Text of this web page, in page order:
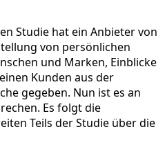
Studie hat ein Anbieter von
von persönlichen
und Marken, Einblicke
Kunden aus der
gegeben. Nun ist es an
Es folgt die
Teils der Studie über die